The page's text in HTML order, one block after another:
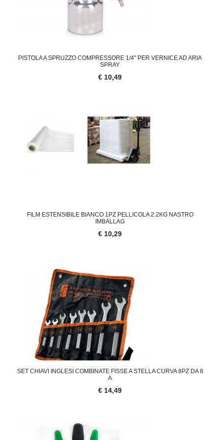
PISTOLA A SPRUZZO COMPRESSORE 1/4" PER VERNICE AD ARIA
SPRAY
€ 10,49
FILM ESTENSIBILE BIANCO 1PZ PELLICOLA 2.2KG NASTRO
IMBALLAG
€ 10,29
SET CHIAVI INGLESI COMBINATE FISSE A STELLA CURVA 8PZ DA 8
A
€ 14,49